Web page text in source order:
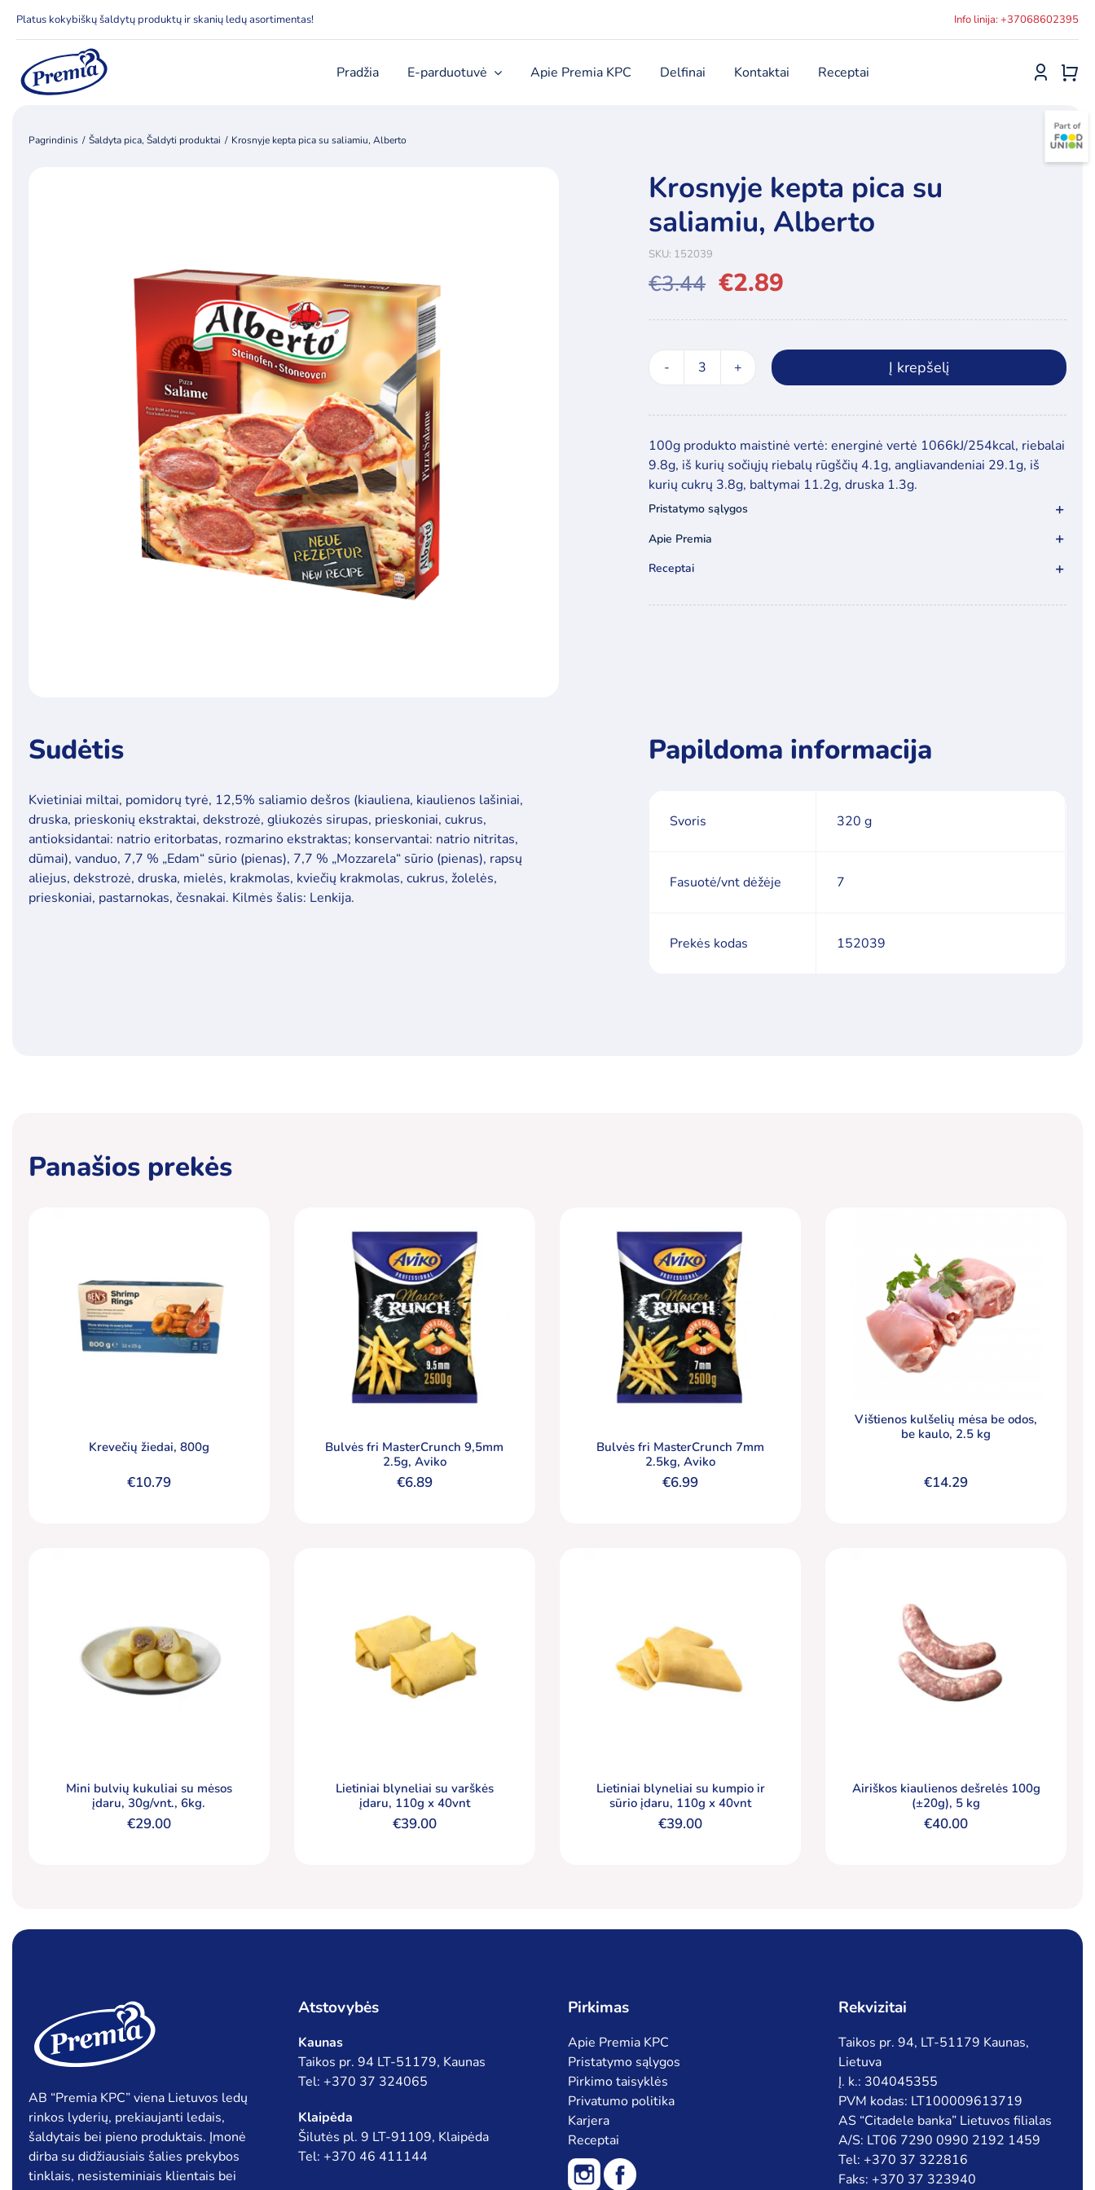
Platus kokybiškų šaldytų produktų ir skanių ledų asortimentas! Info linija: +37068602395
Pradžia E-parduotuvė Apie Premia KPC Delfinai Kontaktai Receptai
Pagrindinis Šaldyta pica Šaldyti produktai Krosnyje kepta pica su saliamiu, Alberto
Krosnyje kepta pica su
saliamiu, Alberto
SKU: 152039
€3.44
Original
price
was:
€2.89
Current
price
produkto
Krosnyje
pica
su
saliamiu,
Alberto
Į krepšelį
100g produkto maistinė vertė: energinė vertė 1066kJ/254kcal, riebalai
9.8g, iš kurių sočiųjų riebalų rūgščių 4.1g, angliavandeniai 29.1g, iš
kurių cukrų 3.8g, baltymai 11.2g, druska 1.3g.
Pristatymo sąlygos
Apie Premia
Receptai
Sudėtis
Kvietiniai miltai, pomidorų tyrė, 12,5% saliamio dešros (kiauliena, kiaulienos lašiniai,
druska, prieskonių ekstraktai, dekstrozė, gliukozės sirupas, prieskoniai, cukrus,
antioksidantai: natrio eritorbatas, rozmarino ekstraktas; konservantai: natrio nitritas,
dūmai), vanduo, 7,7 % „Edam“ sūrio (pienas), 7,7 % „Mozzarela“ sūrio (pienas), rapsų
aliejus, dekstrozė, druska, mielės, krakmolas, kviečių krakmolas, cukrus, žolelės,
prieskoniai, pastarnokas, česnakai. Kilmės šalis: Lenkija.
Papildoma informacija
Svoris 320 g
Fasuotė/vnt dėžėje 7
Prekės kodas 152039
Panašios prekės
Krevečių žiedai, 800g
€10.79
Bulvės fri MasterCrunch 9,5mm
2.5g, Aviko
€6.89
Bulvės fri MasterCrunch 7mm
2.5kg, Aviko
€6.99
Vištienos kulšelių mėsa be odos,
be kaulo, 2.5 kg
€14.29
Mini bulvių kukuliai su mėsos
įdaru, 30g/vnt., 6kg.
€29.00
Lietiniai blyneliai su varškės
įdaru, 110g x 40vnt
€39.00
Lietiniai blyneliai su kumpio ir
sūrio įdaru, 110g x 40vnt
€39.00
Airiškos kiaulienos dešrelės 100g
(±20g), 5 kg
€40.00
AB “Premia KPC” viena Lietuvos ledų
rinkos lyderių, prekiaujanti ledais,
šaldytais bei pieno produktais. Įmonė
dirba su didžiausiais šalies prekybos
tinklais, nesisteminiais klientais bei
Atstovybės
Kaunas
Taikos pr. 94 LT-51179, Kaunas
Tel: +370 37 324065
Klaipėda
Šilutės pl. 9 LT-91109, Klaipėda
Tel: +370 46 411144
Pirkimas
Apie Premia KPC
Pristatymo sąlygos
Pirkimo taisyklės
Privatumo politika
Karjera
Receptai
Rekvizitai
Taikos pr. 94, LT-51179 Kaunas,
Lietuva
Į. k.: 304045355
PVM kodas: LT100009613719
AS “Citadele banka” Lietuvos filialas
A/S: LT06 7290 0990 2192 1459
Tel: +370 37 322816
Faks: +370 37 323940